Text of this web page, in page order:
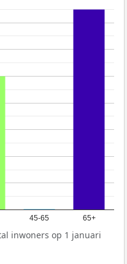
45-65 65+
inwoners op 1 januari